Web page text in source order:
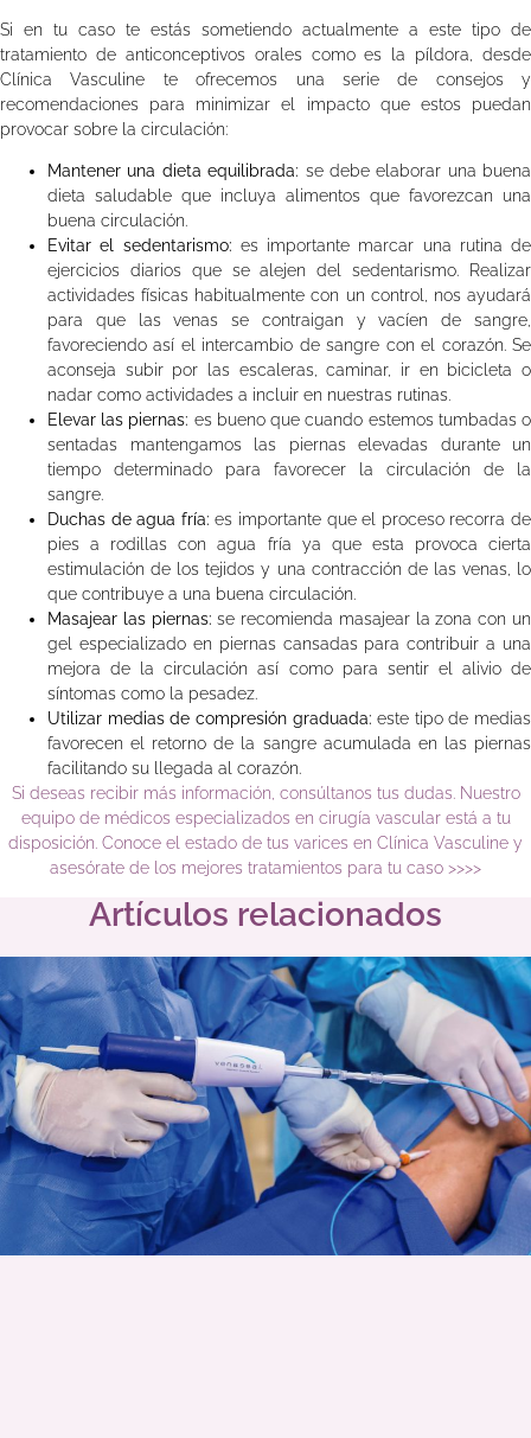
Si en tu caso te estás sometiendo actualmente a este tipo de
tratamiento de anticonceptivos orales como es la píldora, desde
Clínica Vasculine te ofrecemos una serie de consejos y
recomendaciones para minimizar el impacto que estos puedan
provocar sobre la circulación:
Mantener una dieta equilibrada: se debe elaborar una buena
dieta saludable que incluya alimentos que favorezcan una
buena circulación.
Evitar el sedentarismo: es importante marcar una rutina de
ejercicios diarios que se alejen del sedentarismo. Realizar
actividades físicas habitualmente con un control, nos ayudará
para que las venas se contraigan y vacíen de sangre,
favoreciendo así el intercambio de sangre con el corazón. Se
aconseja subir por las escaleras, caminar, ir en bicicleta o
nadar como actividades a incluir en nuestras rutinas.
Elevar las piernas: es bueno que cuando estemos tumbadas o
sentadas mantengamos las piernas elevadas durante un
tiempo determinado para favorecer la circulación de la
sangre.
Duchas de agua fría: es importante que el proceso recorra de
pies a rodillas con agua fría ya que esta provoca cierta
estimulación de los tejidos y una contracción de las venas, lo
que contribuye a una buena circulación.
Masajear las piernas: se recomienda masajear la zona con un
gel especializado en piernas cansadas para contribuir a una
mejora de la circulación así como para sentir el alivio de
síntomas como la pesadez.
Utilizar medias de compresión graduada: este tipo de medias
favorecen el retorno de la sangre acumulada en las piernas
facilitando su llegada al corazón.
Si deseas recibir más información, consúltanos tus dudas. Nuestro
equipo de médicos especializados en cirugía vascular está a tu
disposición. Conoce el estado de tus varices en Clínica Vasculine y
asesórate de los mejores tratamientos para tu caso >>>>
Artículos relacionados